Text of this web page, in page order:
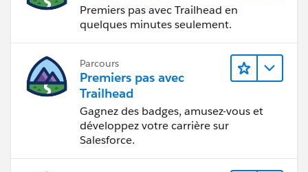
Premiers pas avec Trailhead en
quelques minutes seulement.
Parcours
Premiers pas avec
Trailhead
Gagnez des badges, amusez-vous et
développez votre carrière sur
Salesforce.